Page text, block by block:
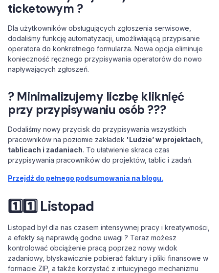
ticketowym ?
Dla użytkowników obsługujących zgłoszenia serwisowe,
dodaliśmy funkcję automatyzacji, umożliwiającą przypisanie
operatora do konkretnego formularza. Nowa opcja eliminuje
konieczność ręcznego przypisywania operatorów do nowo
napływających zgłoszeń.
? Minimalizujemy liczbę kliknięć
przy przypisywaniu osób ?️??
Dodaliśmy nowy przycisk do przypisywania wszystkich
pracowników na poziomie zakładek 'Ludzie’ w projektach,
tablicach i zadaniach. To ułatwienie skraca czas
przypisywania pracowników do projektów, tablic i zadań.
Przejdź do pełnego podsumowania na blogu.
1️⃣1️⃣Listopad
Listopad był dla nas czasem intensywnej pracy i kreatywności,
a efekty są naprawdę godne uwagi ? Teraz możesz
kontrolować obciążenie pracą poprzez nowy widok
zadaniowy, błyskawicznie pobierać faktury i pliki finansowe w
formacie ZIP, a także korzystać z intuicyjnego mechanizmu